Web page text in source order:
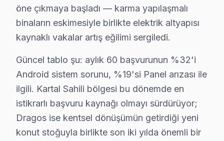
Şunu da söyleyelim:, Kartal Sahili, Dragos, Anadolu
Kartal × Hi-Level: Yerel İçerik ve Deneyim
İkincisi anakart güç düzlemleri: Hi-Level Smart
Üçüncüsü eMMC depolama: Hi-Level Android
Kartal servis lojistiği, ilçenin Anadolu Yakası'ndaki
İkinci katman — Orta kuşak: Dragos ve bağlantılı
Üçüncü katman — Dış mahalleler: Anadolu Adalet
öne çıkmaya başladı — karma yapılaşmalı
binaların eskimesiyle birlikte elektrik altyapısı
kaynaklı vakalar artış eğilimi sergiledi.
Güncel tablo şu: aylık 60 başvurunun %32'i
Android sistem sorunu, %19'si Panel arızası ile
ilgili. Kartal Sahili bölgesi bu dönemde en
istikrarlı başvuru kaynağı olmayı sürdürüyor;
Dragos ise kentsel dönüşümün getirdiği yeni
konut stoğuyla birlikte son iki yılda önemli bir